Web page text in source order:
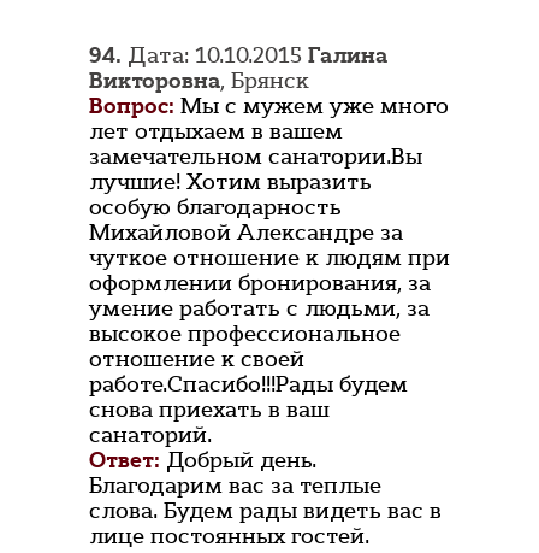
94. Дата: 10.10.2015 Галина
Викторовна, Брянск
Вопрос: Мы с мужем уже много
лет отдыхаем в вашем
замечательном санатории.Вы
лучшие! Хотим выразить
особую благодарность
Михайловой Александре за
чуткое отношение к людям при
оформлении бронирования, за
умение работать с людьми, за
высокое профессиональное
отношение к своей
работе.Спасибо!!!Рады будем
снова приехать в ваш
санаторий.
Ответ: Добрый день.
Благодарим вас за теплые
слова. Будем рады видеть вас в
лице постоянных гостей.